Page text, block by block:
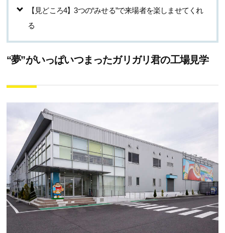
【見どころ4】3つの“みせる”で来場者を楽しませてくれ
る
“夢”がいっぱいつまったガリガリ君の工場見学